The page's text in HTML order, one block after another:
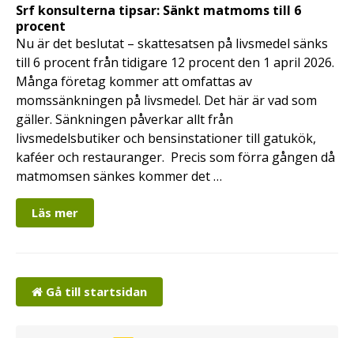
Srf konsulterna tipsar: Sänkt matmoms till 6
procent
Nu är det beslutat – skattesatsen på livsmedel sänks
till 6 procent från tidigare 12 procent den 1 april 2026.
Många företag kommer att omfattas av
momssänkningen på livsmedel. Det här är vad som
gäller. Sänkningen påverkar allt från
livsmedelsbutiker och bensinstationer till gatukök,
kaféer och restauranger. Precis som förra gången då
matmomsen sänkes kommer det …
Läs mer
Gå till startsidan